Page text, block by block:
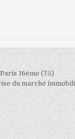
16ème (75)
du marché